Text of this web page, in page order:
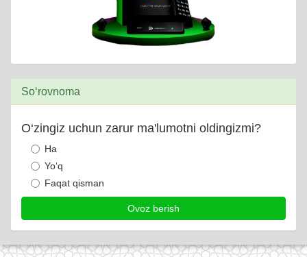
So‘rovnoma
O‘zingiz uchun zarur ma'lumotni oldingizmi?
Ha
Yo‘q
Faqat qisman